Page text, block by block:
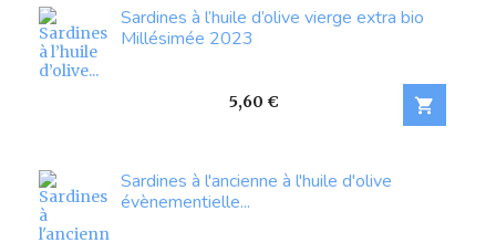
Sardines à l’huile d’olive vierge extra bio
Millésimée 2023
Prix
5,60 € 
Sardines à l'ancienne à l'huile d'olive
évènementielle...